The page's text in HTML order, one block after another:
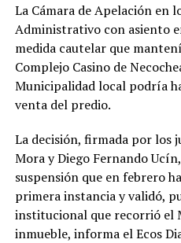
La Cámara de Apelación en
Administrativo con asiento
medida cautelar que
Complejo Casino de
Municipalidad local podría
venta del predio.
La decisión, firmada por los
Mora y Diego Fernando
suspensión que en febrero
primera instancia y validó,
institucional que recorrió el
inmueble, informa el Ecos